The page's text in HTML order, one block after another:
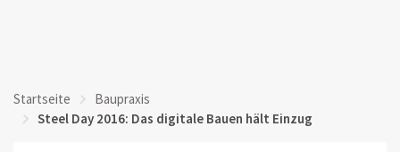
Startseite
Baupraxis
Steel Day 2016: Das digitale Bauen hält Einzug